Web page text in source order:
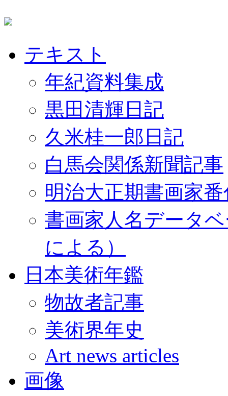
テキスト
年紀資料集成
黒田清輝日記
久米桂一郎日記
白馬会関係新聞記事
明治大正期書画家
書画家人名データ
による）
日本美術年鑑
物故者記事
美術界年史
Art news articles
画像